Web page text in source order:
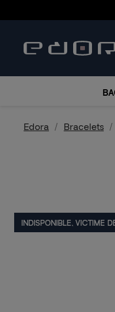
BRACELETS
Edora Bracelets
INDISPONIBLE, VICTIME